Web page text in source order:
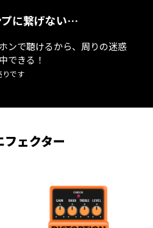
プに繋げない…
ンで聴けるから、周りの迷惑
できる！
です
フェクター